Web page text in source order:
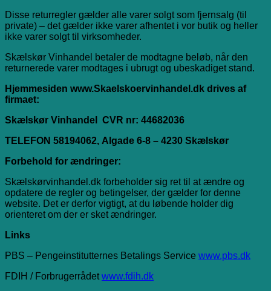
Disse returregler gælder alle varer solgt som fjernsalg (til
private) – det gælder ikke varer afhentet i vor butik og heller
ikke varer solgt til virksomheder.
Skælskør Vinhandel betaler de modtagne beløb, når den
returnerede varer modtages i ubrugt og ubeskadiget stand.
Hjemmesiden www.Skaelskoervinhandel.dk drives af
firmaet:
Skælskør Vinhandel CVR nr: 44682036
TELEFON 58194062, Algade 6-8 – 4230 Skælskør
Forbehold for ændringer:
Skælskørvinhandel.dk forbeholder sig ret til at ændre og
opdatere de regler og betingelser, der gælder for denne
website. Det er derfor vigtigt, at du løbende holder dig
orienteret om der er sket ændringer.
Links
PBS – Pengeinstitutternes Betalings Service www.pbs.dk
FDIH / Forbrugerrådetwww.fdih.dk